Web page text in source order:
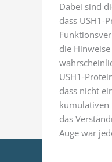
Dabei sind
dass USH1-
die
USH1-
dass nicht
kumulativen
das
Auge war